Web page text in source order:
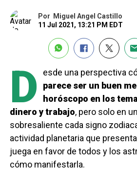
Por
Miguel Angel Castillo
11 Jul 2021, 13:21 PM EDT
D esde una perspectiva
parece ser un buen
horóscopo en los
dinero y trabajo, pero solo en
sobresaliente cada signo
actividad planetaria que
juega en favor de todos y los
cómo manifestarla.